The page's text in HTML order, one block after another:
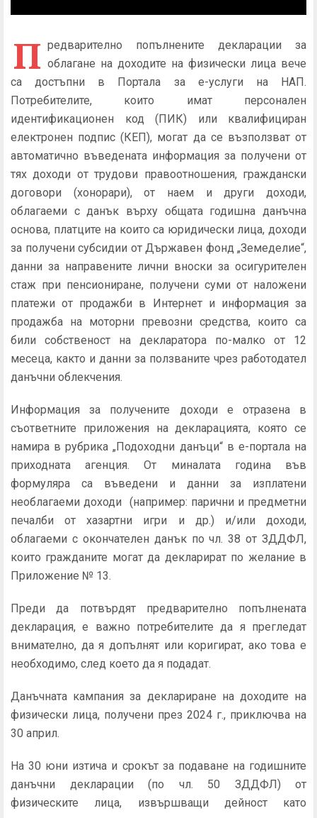
П редварително попълнените декларации за
облагане на доходите на физически лица вече
са достъпни в Портала за е-услуги на НАП.
Потребителите, които имат персонален
идентификационен код (ПИК) или квалифициран
електронен подпис (КЕП), могат да се възползват от
автоматично въведената информация за получени от
тях доходи от трудови правоотношения, граждански
договори (хонорари), от наем и други доходи,
облагаеми с данък върху общата годишна данъчна
основа, платците на които са юридически лица, доходи
за получени субсидии от Държавен фонд „Земеделие“,
данни за направените лични вноски за осигурителен
стаж при пенсиониране, получени суми от наложени
платежи от продажби в Интернет и информация за
продажба на моторни превозни средства, които са
били собственост на декларатора по-малко от 12
месеца, както и данни за ползваните чрез работодател
данъчни облекчения.
Информация за получените доходи е отразена в
съответните приложения на декларацията, която се
намира в рубрика „Подоходни данъци“ в е-портала на
приходната агенция. От миналата година във
формуляра са въведени и данни за изплатени
необлагаеми доходи (например: парични и предметни
печалби от хазартни игри и др.) и/или доходи,
облагаеми с окончателен данък по чл. 38 от ЗДДФЛ,
които гражданите могат да декларират по желание в
Приложение № 13.
Преди да потвърдят предварително попълнената
декларация, е важно потребителите да я прегледат
внимателно, да я допълнят или коригират, ако това е
необходимо, след което да я подадат.
Данъчната кампания за деклариране на доходите на
физически лица, получени през 2024 г., приключва на
30 април.
На 30 юни изтича и срокът за подаване на годишните
данъчни декларации (по чл. 50 ЗДДФЛ) от
физическите лица, извършващи дейност като